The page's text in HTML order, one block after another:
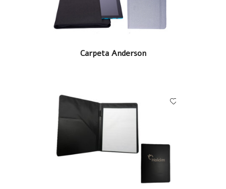
LEER MÁS
Carpeta Anderson